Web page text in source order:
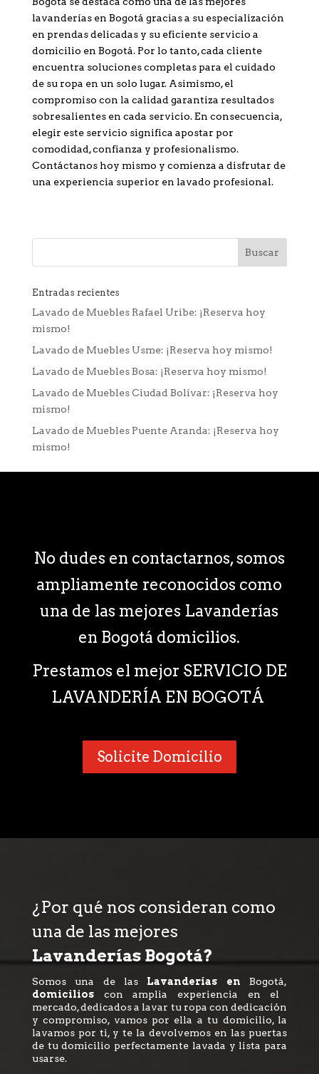
lavanderías en Bogotá gracias a su especialización
en prendas delicadas y su eficiente servicio a
domicilio en Bogotá. Por lo tanto, cada cliente
encuentra soluciones completas para el cuidado
de su ropa en un solo lugar. Asimismo, el
compromiso con la calidad garantiza resultados
sobresalientes en cada servicio. En consecuencia,
elegir este servicio significa apostar por
comodidad, confianza y profesionalismo.
Contáctanos hoy mismo y comienza a disfrutar de
una experiencia superior en lavado profesional.
Entradas recientes
Lavado de Muebles Rafael Uribe: ¡Reserva hoy
mismo!
Lavado de Muebles Usme: ¡Reserva hoy mismo!
Lavado de Muebles Bosa: ¡Reserva hoy mismo!
Lavado de Muebles Ciudad Bolívar: ¡Reserva hoy
mismo!
Lavado de Muebles Puente Aranda: ¡Reserva hoy
mismo!
No dudes en contactarnos, somos
ampliamente reconocidos como
una de las mejores Lavanderías
en Bogotá domicilios.
Prestamos el mejor SERVICIO DE
LAVANDERÍA EN BOGOTÁ
Solicite Domicilio
¿Por qué nos consideran como
una de las mejores
Lavanderías Bogotá?
Somos una de las Lavanderías en Bogotá,
domicilioscon amplia experiencia en el
mercado, dedicados a lavar tu ropa con dedicación
y compromiso, vamos por ella a tu domicilio, la
lavamos por ti, y te la devolvemos en las puertas
de tu domicilio perfectamente lavada y lista para
usarse.